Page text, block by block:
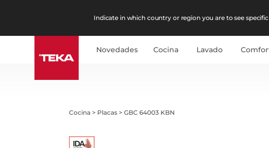
Indicate in which country or region you are to see
Novedades Cocina Lavado
Cocina > Placas >GBC 64003 KBN